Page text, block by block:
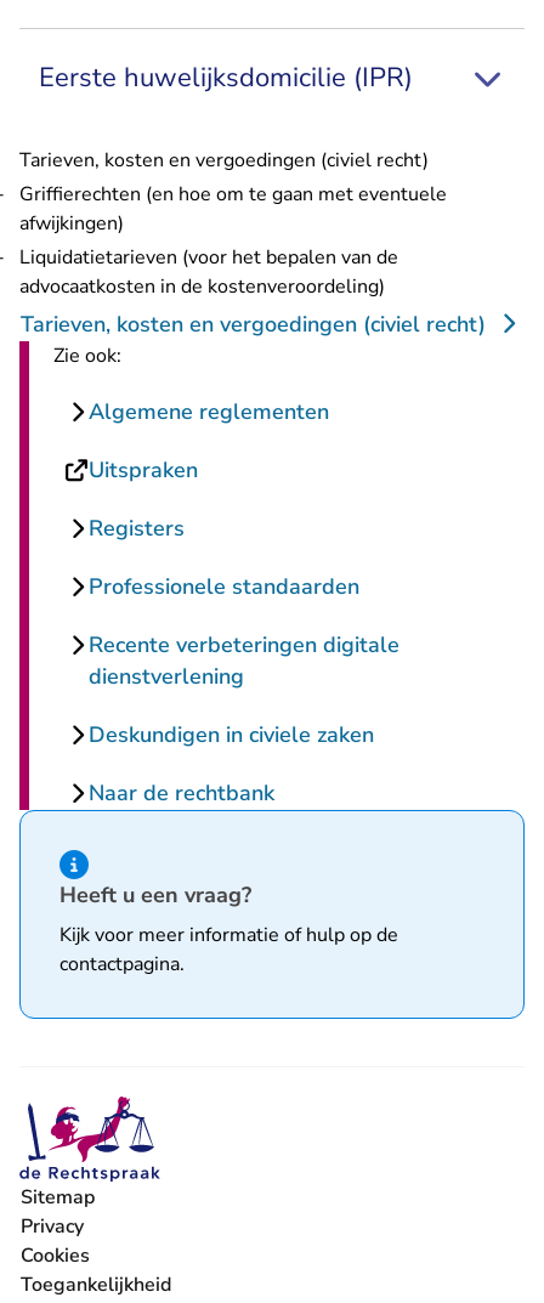
Eerste huwelijksdomicilie (IPR)
Tarieven, kosten en vergoedingen (civiel recht)
Griffierechten (en hoe om te gaan met eventuele
afwijkingen)
Liquidatietarieven (voor het bepalen van de
advocaatkosten in de kostenveroordeling)
Tarieven, kosten en vergoedingen (civiel recht)
Zie ook:
Algemene reglementen
Uitspraken- U verlaat Rechtspraak.nl
Registers
Professionele standaarden
Recente verbeteringen digitale
dienstverlening
Deskundigen in civiele zaken
Naar de rechtbank
Hint van type informatie
Heeft u een vraag?
Kijk voor meer informatie of hulp op de
contactpagina.
Sitemap
Privacy
Cookies
Toegankelijkheid